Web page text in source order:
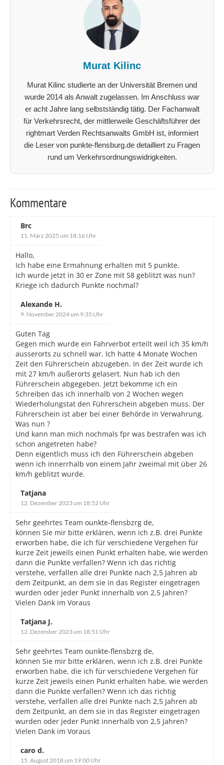
Murat Kilinc
Murat Kilinc studierte an der Universität Bremen und
wurde 2014 als Anwalt zugelassen. Im Anschluss war
er acht Jahre lang selbstständig tätig. Der Fachanwalt
für Verkehrsrecht, der mittlerweile Geschäftsführer der
rightmart Verden Rechtsanwalts GmbH ist, informiert
die Leser von punkte-flensburg.de detailliert zu Fragen
rund um Verkehrsordnungswidrigkeiten.
Kommentare
Brc
11. März 2025 um 18:16 Uhr
Hallo,
Ich habe eine Ermahnung erhalten mit 5 punkte.
Ich wurde jetzt in 30 er Zone mit 58 geblitzt was nun?
Kriege ich dadurch Punkte nochmal?
Alexande H.
9. November 2024 um 9:35 Uhr
Guten Tag
Gegen mich wurde ein Fahrverbot erteilt weil ich 35 km/h
ausserorts zu schnell war. Ich hatte 4 Monate Wochen
Zeit den Führerschein abzugeben. In der Zeit wurde ich
mit 27 km/h außerorts gelasert. Nun hab ich den
Führerschein abgegeben. Jetzt bekomme ich ein
Schreiben das ich innerhalb von 2 Wochen wegen
Wiederholungstat den Führerschein abgeben muss. Der
Führerschein ist aber bei einer Behörde in Verwahrung.
Was nun ?
Und kann man mich nochmals fpr was bestrafen was ich
schon angetreten habe?
Denn eigentlich muss ich den Führerschein abgeben
wenn ich innerrhalb von einem Jahr zweimal mit über 26
km/h geblitzt wurde.
Tatjana
12. Dezember 2023 um 18:52 Uhr
Sehr geehrtes Team ounkte-flensbzrg de,
können Sie mir bitte erklären, wenn ich z.B. drei Punkte
erworben habe, die ich für verschiedene Vergehen für
kurze Zeit jeweils einen Punkt erhalten habe, wie werden
dann die Punkte verfallen? Wenn ich das richtig
verstehe, verfallen alle drei Punkte nach 2,5 Jahren ab
dem Zeitpunkt, an dem sie in das Register eingetragen
wurden oder jeder Punkt innerhalb von 2,5 Jahren?
Vielen Dank im Voraus
Tatjana J.
12. Dezember 2023 um 18:51 Uhr
Sehr geehrtes Team ounkte-flensbzrg de,
können Sie mir bitte erklären, wenn ich z.B. drei Punkte
erworben habe, die ich für verschiedene Vergehen für
kurze Zeit jeweils einen Punkt erhalten habe, wie werden
dann die Punkte verfallen? Wenn ich das richtig
verstehe, verfallen alle drei Punkte nach 2,5 Jahren ab
dem Zeitpunkt, an dem sie in das Register eingetragen
wurden oder jeder Punkt innerhalb von 2,5 Jahren?
Vielen Dank im Voraus
caro d.
15. August 2018 um 19:00 Uhr